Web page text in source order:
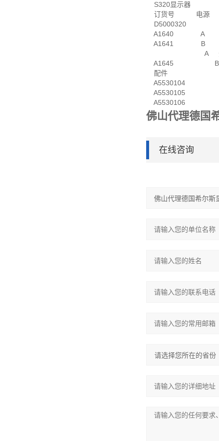
S320显示器
订货号 电源
D5000320 S320
A1640 A 电源
A1641 B 电源
A
A1645 B 挂墙
配件
A5530104 5米传
A5530105 10米
A5530106 1.8
佛山代理德国
在线咨询